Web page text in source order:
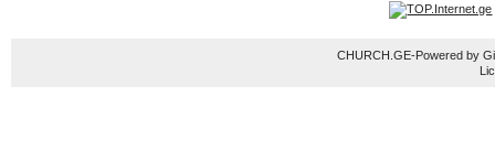
CHURCH.GE-Powered by